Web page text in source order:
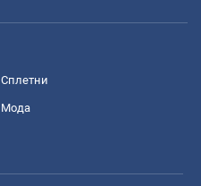
Сплетни
Мода